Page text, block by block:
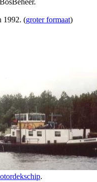
1992. (groter formaat)
.